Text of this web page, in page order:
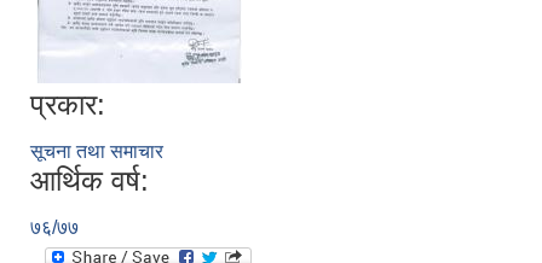
प्रकार:
सूचना तथा समाचार
आर्थिक वर्ष:
७६/७७